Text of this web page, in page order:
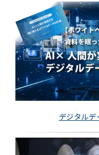
デジタルデ